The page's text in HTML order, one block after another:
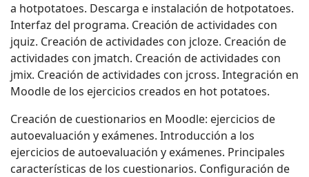
a hotpotatoes. Descarga e instalación de hotpotatoes.
Interfaz del programa. Creación de actividades con
jquiz. Creación de actividades con jcloze. Creación de
actividades con jmatch. Creación de actividades con
jmix. Creación de actividades con jcross. Integración en
Moodle de los ejercicios creados en hot potatoes.
Creación de cuestionarios en Moodle: ejercicios de
autoevaluación y exámenes. Introducción a los
ejercicios de autoevaluación y exámenes. Principales
características de los cuestionarios. Configuración de